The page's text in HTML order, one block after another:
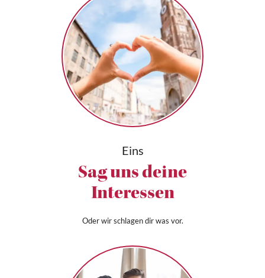
Eins
Sag uns deine
Interessen
Oder wir schlagen dir was vor.